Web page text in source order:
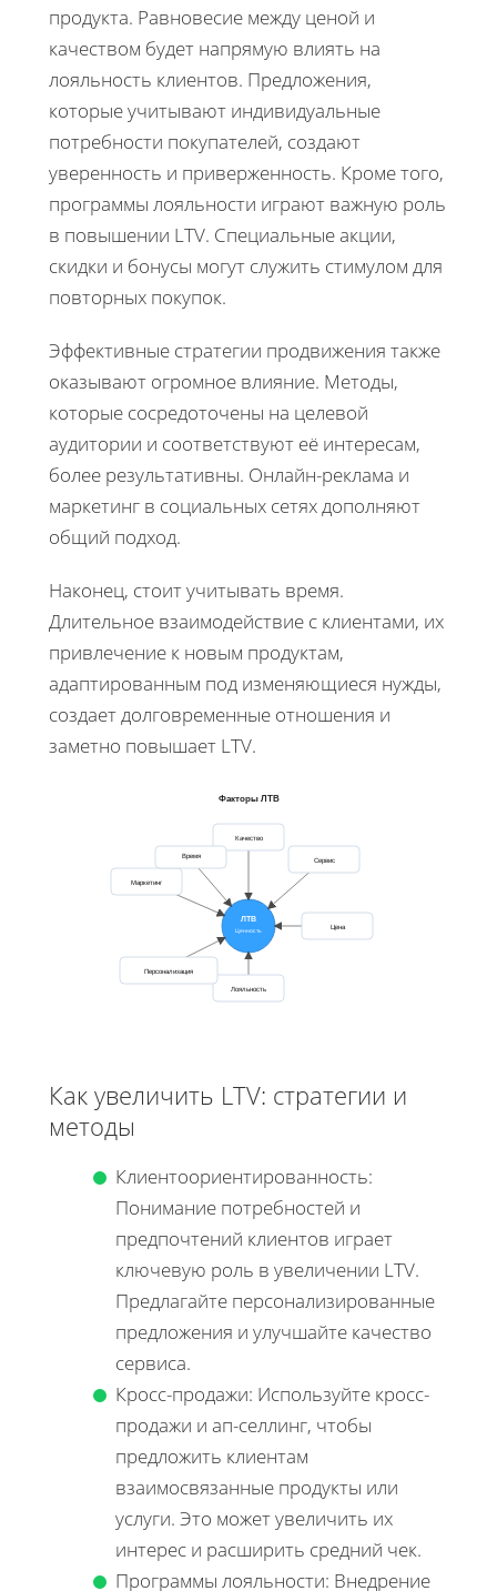
продукта. Равновесие между ценой и
качеством будет напрямую влиять на
лояльность клиентов. Предложения,
которые учитывают индивидуальные
потребности покупателей, создают
уверенность и приверженность. Кроме того,
программы лояльности играют важную роль
в повышении LTV. Специальные акции,
скидки и бонусы могут служить стимулом для
повторных покупок.
Эффективные стратегии продвижения также
оказывают огромное влияние. Методы,
которые сосредоточены на целевой
аудитории и соответствуют её интересам,
более результативны. Онлайн-реклама и
маркетинг в социальных сетях дополняют
общий подход.
Наконец, стоит учитывать время.
Длительное взаимодействие с клиентами, их
привлечение к новым продуктам,
адаптированным под изменяющиеся нужды,
создает долговременные отношения и
заметно повышает LTV.
Факторы ЛТВ
Качество
Сервис
Цена
Лояльность
Персонализация
Маркетинг
Время
ЛТВ
Ценность
Как увеличить LTV: стратегии и
методы
Клиентоориентированность:
Понимание потребностей и
предпочтений клиентов играет
ключевую роль в увеличении LTV.
Предлагайте персонализированные
предложения и улучшайте качество
сервиса.
Кросс-продажи: Используйте кросс-
продажи и ап-селлинг, чтобы
предложить клиентам
взаимосвязанные продукты или
услуги. Это может увеличить их
интерес и расширить средний чек.
Программы лояльности: Внедрение